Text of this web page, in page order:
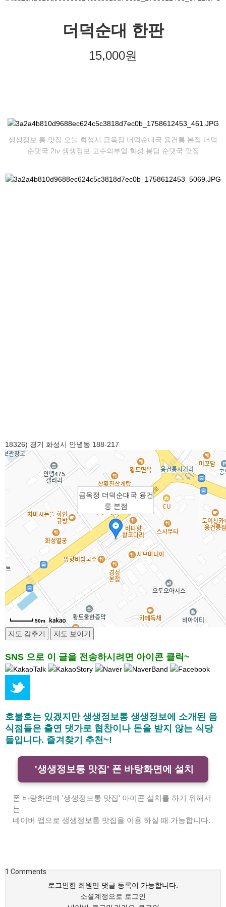
더덕순대 한판
15,000원
생생정보 통 맛집 오늘 화성시 금옥정 더덕순대국 융건릉 본점 더덕
순댓국 2tv 생생정보 고수의부엌 화성 봉담 순댓국 맛집
18326) 경기 화성시 안녕동 188-217
금옥정 더덕순대국 융건
릉 본점
50m
SNS 으로 이 글을 전송하시려면 아이콘 클릭~
호불호는 있겠지만 생생정보통 생생정보에 소개된 음
식점들은 출연 댓가로 협찬이나 돈을 받지 않는 식당
들입니다. 즐겨찾기 추천~!
'생생정보통 맛집' 폰 바탕화면에 설치
폰 바탕화면에 '생생정보통 맛집' 아이콘 설치를 하기 위해서
는
네이버 앱으로 생생정보통 맛집을 이용 하실 때 가능합니다.
1Comments
로그인한 회원만 댓글 등록이 가능합니다.
소셜계정으로 로그인